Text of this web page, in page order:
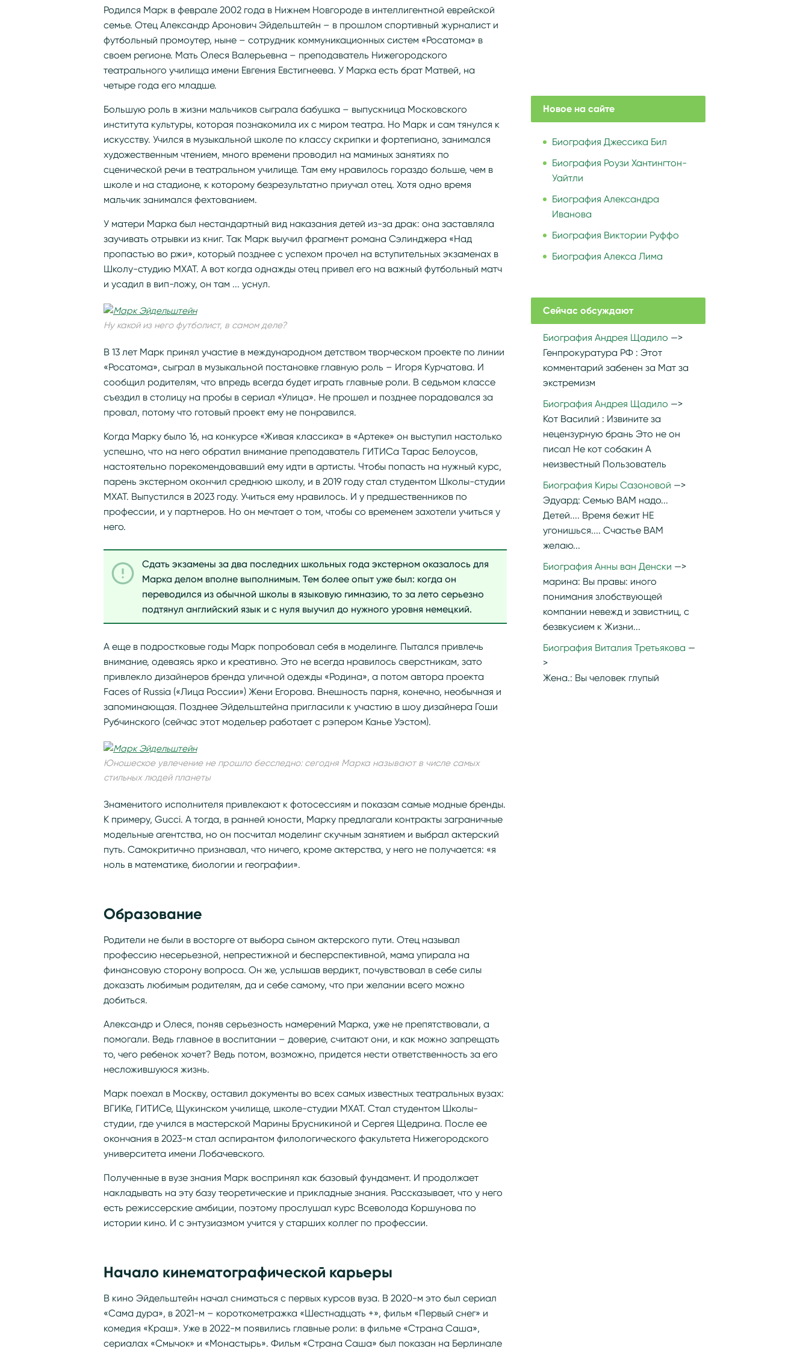
Родился Марк в феврале 2002 года в Нижнем Новгороде в интеллигентной еврейской
семье. Отец Александр Аронович Эйдельштейн – в прошлом спортивный журналист и
футбольный промоутер, ныне – сотрудник коммуникационных систем «Росатома» в
своем регионе. Мать Олеся Валерьевна – преподаватель Нижегородского
театрального училища имени Евгения Евстигнеева. У Марка есть брат Матвей, на
четыре года его младше.
Большую роль в жизни мальчиков сыграла бабушка – выпускница Московского
института культуры, которая познакомила их с миром театра. Но Марк и сам тянулся к
искусству. Учился в музыкальной школе по классу скрипки и фортепиано, занимался
художественным чтением, много времени проводил на маминых занятиях по
сценической речи в театральном училище. Там ему нравилось гораздо больше, чем в
школе и на стадионе, к которому безрезультатно приучал отец. Хотя одно время
мальчик занимался фехтованием.
У матери Марка был нестандартный вид наказания детей из-за драк: она заставляла
заучивать отрывки из книг. Так Марк выучил фрагмент романа Сэлинджера «Над
пропастью во ржи», который позднее с успехом прочел на вступительных экзаменах в
Школу-студию МХАТ. А вот когда однажды отец привел его на важный футбольный матч
и усадил в вип-ложу, он там ... уснул.
Ну какой из него футболист, в самом деле?
В 13 лет Марк принял участие в международном детством творческом проекте по линии
«Росатома», сыграл в музыкальной постановке главную роль – Игоря Курчатова. И
сообщил родителям, что впредь всегда будет играть главные роли. В седьмом классе
съездил в столицу на пробы в сериал «Улица». Не прошел и позднее порадовался за
провал, потому что готовый проект ему не понравился.
Когда Марку было 16, на конкурсе «Живая классика» в «Артеке» он выступил настолько
успешно, что на него обратил внимание преподаватель ГИТИСа Тарас Белоусов,
настоятельно порекомендовавший ему идти в артисты. Чтобы попасть на нужный курс,
парень экстерном окончил среднюю школу, и в 2019 году стал студентом Школы-студии
МХАТ. Выпустился в 2023 году. Учиться ему нравилось. И у предшественников по
профессии, и у партнеров. Но он мечтает о том, чтобы со временем захотели учиться у
него.
Сдать экзамены за два последних школьных года экстерном оказалось для
Марка делом вполне выполнимым. Тем более опыт уже был: когда он
переводился из обычной школы в языковую гимназию, то за лето серьезно
подтянул английский язык и с нуля выучил до нужного уровня немецкий.
А еще в подростковые годы Марк попробовал себя в моделинге. Пытался привлечь
внимание, одеваясь ярко и креативно. Это не всегда нравилось сверстникам, зато
привлекло дизайнеров бренда уличной одежды «Родина», а потом автора проекта
Faces of Russia («Лица России») Жени Егорова. Внешность парня, конечно, необычная и
запоминающая. Позднее Эйдельштейна пригласили к участию в шоу дизайнера Гоши
Рубчинского (сейчас этот модельер работает с рэпером Канье Уэстом).
Юношеское увлечение не прошло бесследно: сегодня Марка называют в числе самых
стильных людей планеты
Знаменитого исполнителя привлекают к фотосессиям и показам самые модные бренды.
К примеру, Gucci. А тогда, в ранней юности, Марку предлагали контракты заграничные
модельные агентства, но он посчитал моделинг скучным занятием и выбрал актерский
путь. Самокритично признавал, что ничего, кроме актерства, у него не получается: «я
ноль в математике, биологии и географии».
Образование
Родители не были в восторге от выбора сыном актерского пути. Отец называл
профессию несерьезной, непрестижной и бесперспективной, мама упирала на
финансовую сторону вопроса. Он же, услышав вердикт, почувствовал в себе силы
доказать любимым родителям, да и себе самому, что при желании всего можно
добиться.
Александр и Олеся, поняв серьезность намерений Марка, уже не препятствовали, а
помогали. Ведь главное в воспитании – доверие, считают они, и как можно запрещать
то, чего ребенок хочет? Ведь потом, возможно, придется нести ответственность за его
несложившуюся жизнь.
Марк поехал в Москву, оставил документы во всех самых известных театральных вузах:
ВГИКе, ГИТИСе, Щукинском училище, школе-студии МХАТ. Стал студентом Школы-
студии, где учился в мастерской Марины Брусникиной и Сергея Щедрина. После ее
окончания в 2023-м стал аспирантом филологического факультета Нижегородского
университета имени Лобачевского.
Полученные в вузе знания Марк воспринял как базовый фундамент. И продолжает
накладывать на эту базу теоретические и прикладные знания. Рассказывает, что у него
есть режиссерские амбиции, поэтому прослушал курс Всеволода Коршунова по
истории кино. И с энтузиазмом учится у старших коллег по профессии.
Начало кинематографической карьеры
В кино Эйдельштейн начал сниматься с первых курсов вуза. В 2020-м это был сериал
«Сама дура», в 2021-м – короткометражка «Шестнадцать +», фильм «Первый снег» и
комедия «Краш». Уже в 2022-м появились главные роли: в фильме «Страна Саша»,
сериалах «Смычок» и «Монастырь». Фильм «Страна Саша» был показан на Берлинале
Новое на сайте
Биография Джессика Бил
Биография Роузи Хантингтон-
Уайтли
Биография Александра
Иванова
Биография Виктории Руффо
Биография Алекса Лима
Сейчас обсуждают
Биография Андрея Щадило
Генпрокуратура РФ : Этот
комментарий забенен за Мат за
экстремизм
Биография Андрея Щадило
Кот Василий : Извините за
нецензурную брань Это не он
писал Не кот собакин А
неизвестный Пользователь
Биография Киры Сазоновой
Эдуард: Семью ВАМ надо...
Детей.... Время бежит НЕ
угонишься.... Счастье ВАМ
желаю...
Биография Анны ван Денски
марина: Вы правы: иного
понимания злобствующей
компании невежд и завистниц, с
безвкусием к Жизни...
Биография Виталия Третьякова
Жена.: Вы человек глупый